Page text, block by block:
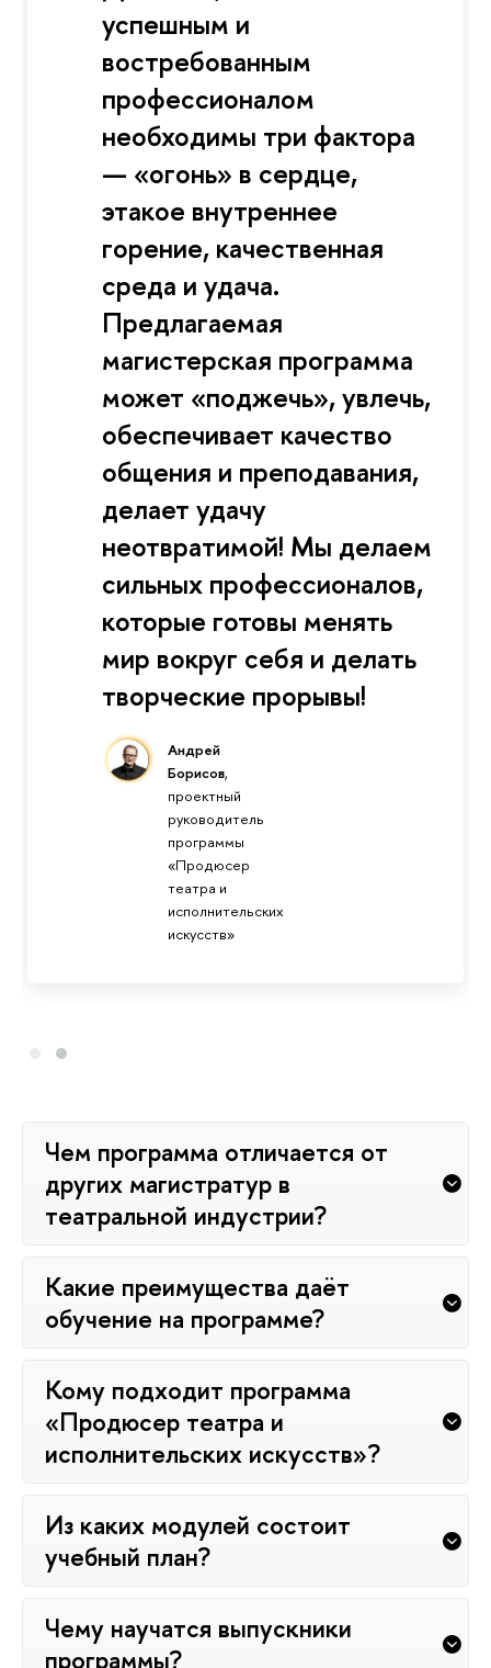
успешным и
востребованным
профессионалом
необходимы три фактора
— «огонь» в сердце,
этакое внутреннее
горение, качественная
среда и удача.
Предлагаемая
магистерская программа
может «поджечь», увлечь,
обеспечивает качество
общения и преподавания,
делает удачу
неотвратимой! Мы делаем
сильных профессионалов,
которые готовы менять
мир вокруг себя и делать
творческие прорывы!
Андрей
Борисов,
проектный
руководитель
программы
«Продюсер
театра и
исполнительских
искусств»
Чем программа отличается от
других магистратур в
театральной индустрии?
Какие преимущества даёт
обучение на программе?
Кому подходит программа
«Продюсер театра и
исполнительских искусств»?
Из каких модулей состоит
учебный план?
Чему научатся выпускники
программы?